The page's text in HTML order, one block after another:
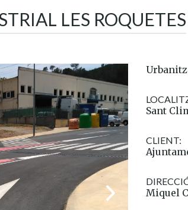
LES ROQUETES
Sant
CLIENT:
Miquel